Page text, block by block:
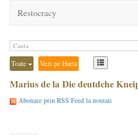
Restocracy
Toate Vezi pe Harta
Marius de la Die deutdche
Abonare prin RSS Feed la noutati